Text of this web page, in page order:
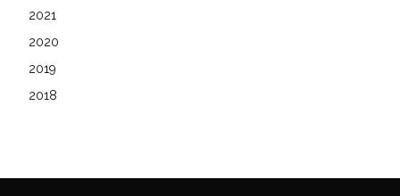
2021
2020
2019
2018